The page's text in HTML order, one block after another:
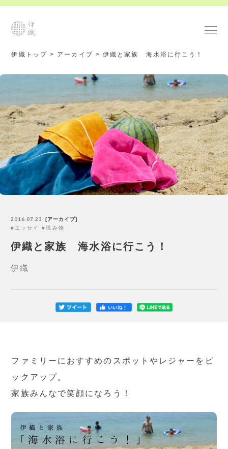
伊織トップ > アーカイブ >伊織と家族 海水浴に行こう！
2016.07.23
アーカイブ
エッセイ
読み物
伊織と家族 海水浴に行こう！
伊織
ファミリーにおすすめのスポットやレジャーをピ
ックアップ。
家族みんなで笑顔になろう！